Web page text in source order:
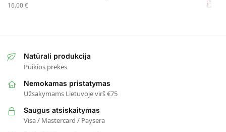
16.00€
Natūrali produkcija
Puikios prekės
Nemokamas pristatymas
Užsakymams Lietuvoje virš €75
Saugus atsiskaitymas
Visa / Mastercard / Paysera